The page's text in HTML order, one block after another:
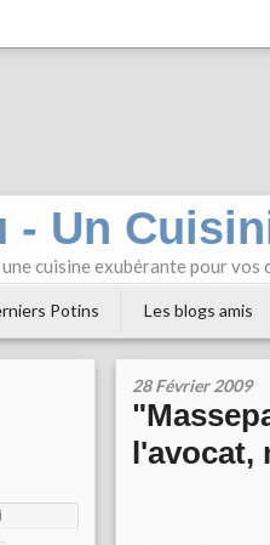
- Un
cuisine exubérante pour vos
Potins Les blogs amis
28 Février 2009
l'avocat,